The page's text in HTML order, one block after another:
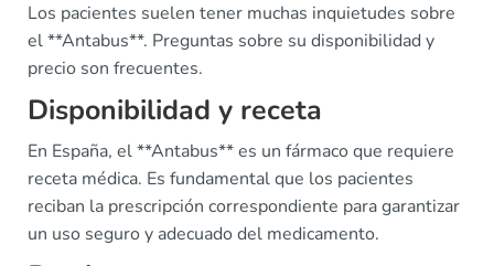
Los pacientes suelen tener muchas inquietudes sobre
el **Antabus**. Preguntas sobre su disponibilidad y
precio son frecuentes.
Disponibilidad y receta
En España, el **Antabus** es un fármaco que requiere
receta médica. Es fundamental que los pacientes
reciban la prescripción correspondiente para garantizar
un uso seguro y adecuado del medicamento.